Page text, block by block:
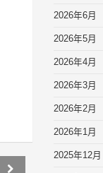
2026年6月
2026年5月
2026年4月
2026年3月
2026年2月
2026年1月
2025年12月